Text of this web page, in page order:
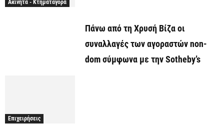
Ακίνητα - Κτηματαγορά
Πάνω από τη Χρυσή Βίζα οι
συναλλαγές των αγοραστών non-
dom σύμφωνα με την Sotheby’s
Επιχειρήσεις